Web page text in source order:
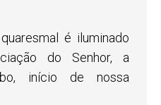
é iluminado
do Senhor, a
início de nossa